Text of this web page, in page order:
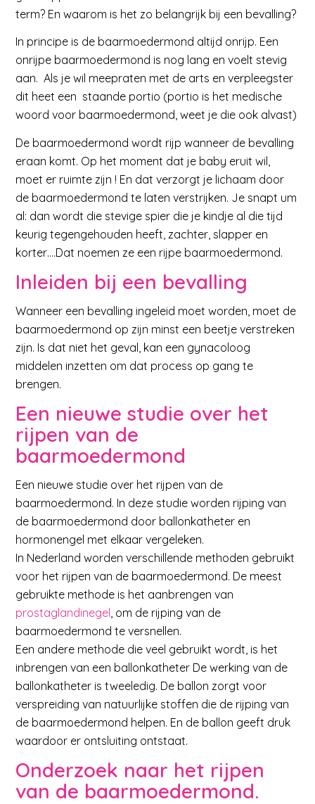
term? En waarom is het zo belangrijk bij een bevalling?
In principe is de baarmoedermond altijd onrijp. Een
onrijpe baarmoedermond is nog lang en voelt stevig
aan. Als je wil meepraten met de arts en verpleegster
dit heet een staande portio (portio is het medische
woord voor baarmoedermond, weet je die ook alvast)
De baarmoedermond wordt rijp wanneer de bevalling
eraan komt. Op het moment dat je baby eruit wil,
moet er ruimte zijn ! En dat verzorgt je lichaam door
de baarmoedermond te laten verstrijken. Je snapt um
al: dan wordt die stevige spier die je kindje al die tijd
keurig tegengehouden heeft, zachter, slapper en
korter….Dat noemen ze een rijpe baarmoedermond.
Inleiden bij een bevalling
Wanneer een bevalling ingeleid moet worden, moet de
baarmoedermond op zijn minst een beetje verstreken
zijn. Is dat niet het geval, kan een gynacoloog
middelen inzetten om dat process op gang te
brengen.
Een nieuwe studie over het
rijpen van de
baarmoedermond
Een nieuwe studie over het rijpen van de
baarmoedermond. In deze studie worden rijping van
de baarmoedermond door ballonkatheter en
hormonengel met elkaar vergeleken.
In Nederland worden verschillende methoden gebruikt
voor het rijpen van de baarmoedermond. De meest
gebruikte methode is het aanbrengen van
prostaglandinegel, om de rijping van de
baarmoedermond te versnellen.
Een andere methode die veel gebruikt wordt, is het
inbrengen van een ballonkatheter De werking van de
ballonkatheter is tweeledig. De ballon zorgt voor
verspreiding van natuurlijke stoffen die de rijping van
de baarmoedermond helpen. En de ballon geeft druk
waardoor er ontsluiting ontstaat.
Onderzoek naar het rijpen
van de baarmoedermond.